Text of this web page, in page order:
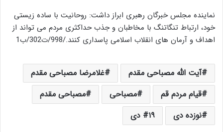
نماینده مجلس خبرگان رهبری ابراز داشت: روحانیت با ساده زیستی
خود، ارتباط تنگاتنگ با مخاطبان و جذب حداکثری مردم می تواند از
اهداف و آرمان های انقلاب اسلامی پاسداری کنند./998/ت302/ب1
آیت الله مصباحی مقدم
غلامرضا مصباحی مقدم
قیام مردم قم
مصباحی
مصباحی مقدم
نوزده دی
۱۹ دی